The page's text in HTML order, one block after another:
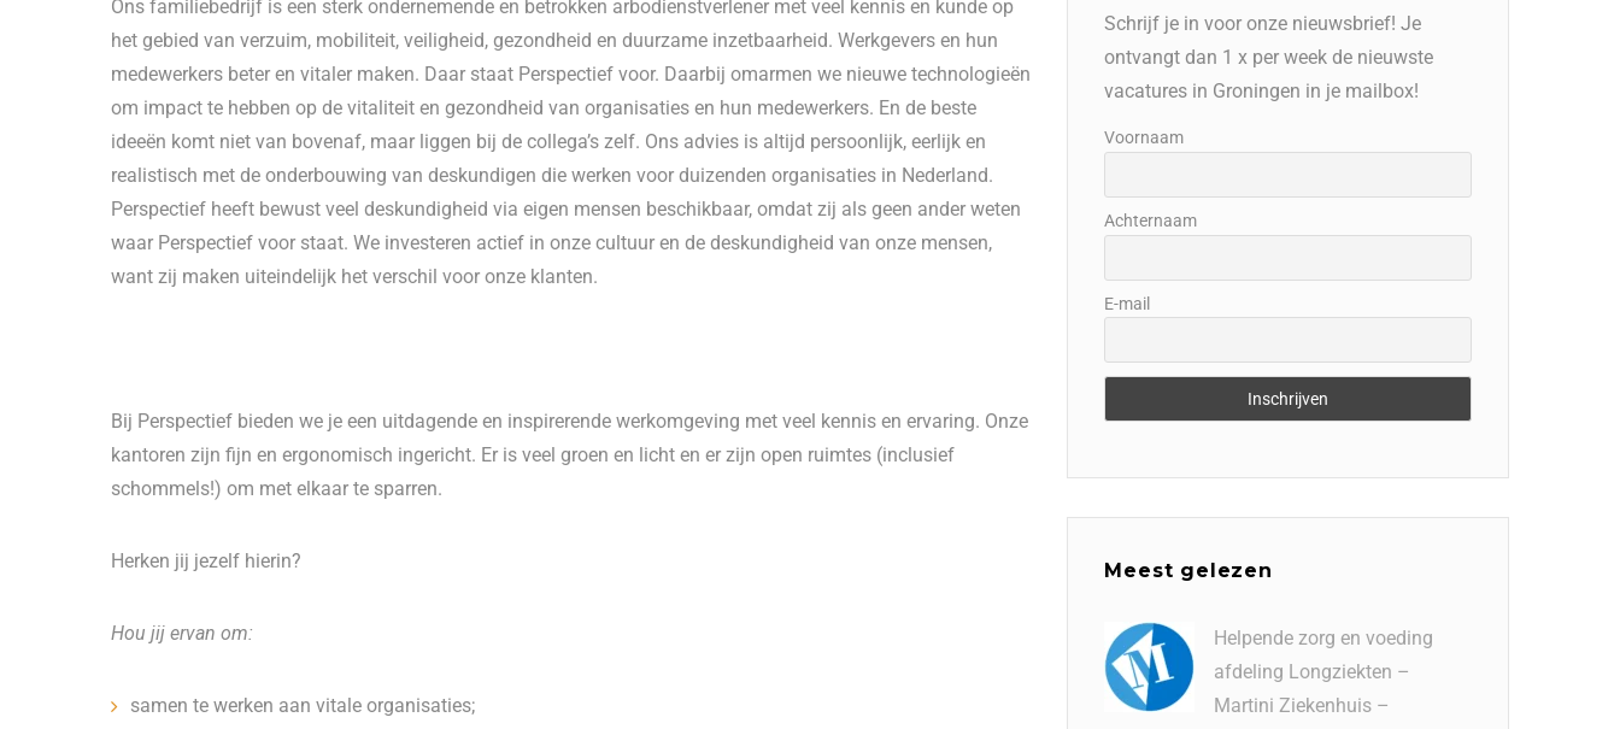
Ons familiebedrijf is een sterk ondernemende en betrokken arbodienstverlener met veel kennis en kunde op
het gebied van verzuim, mobiliteit, veiligheid, gezondheid en duurzame inzetbaarheid. Werkgevers en hun
medewerkers beter en vitaler maken. Daar staat Perspectief voor. Daarbij omarmen we nieuwe technologieën
om impact te hebben op de vitaliteit en gezondheid van organisaties en hun medewerkers. En de beste
ideeën komt niet van bovenaf, maar liggen bij de collega’s zelf. Ons advies is altijd persoonlijk, eerlijk en
realistisch met de onderbouwing van deskundigen die werken voor duizenden organisaties in Nederland.
Perspectief heeft bewust veel deskundigheid via eigen mensen beschikbaar, omdat zij als geen ander weten
waar Perspectief voor staat. We investeren actief in onze cultuur en de deskundigheid van onze mensen,
want zij maken uiteindelijk het verschil voor onze klanten.
Bij Perspectief bieden we je een uitdagende en inspirerende werkomgeving met veel kennis en ervaring. Onze
kantoren zijn fijn en ergonomisch ingericht. Er is veel groen en licht en er zijn open ruimtes (inclusief
schommels!) om met elkaar te sparren.
Herken jij jezelf hierin?
Hou jij ervan om:
samen te werken aan vitale organisaties;
Schrijf je in voor onze nieuwsbrief! Je
ontvangt dan 1 x per week de nieuwste
vacatures in Groningen in je mailbox!
Voornaam
Achternaam
E-mail
Meest gelezen
Helpende zorg en voeding
afdeling Longziekten –
Martini Ziekenhuis –